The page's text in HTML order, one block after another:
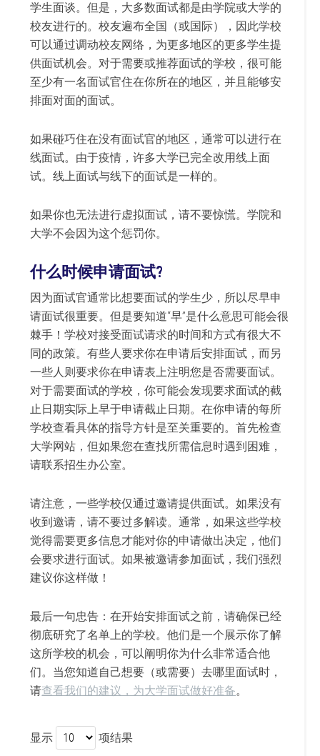
学生面谈。但是，大多数面试都是由学院或大学的
校友进行的。校友遍布全国（或国际），因此学校
可以通过调动校友网络，为更多地区的更多学生提
供面试机会。对于需要或推荐面试的学校，很可能
至少有一名面试官住在你所在的地区，并且能够安
排面对面的面试。
如果碰巧住在没有面试官的地区，通常可以进行在
线面试。由于疫情，许多大学已完全改用线上面
试。线上面试与线下的面试是一样的。
如果你也无法进行虚拟面试，请不要惊慌。学院和
大学不会因为这个惩罚你。
什么时候申请面试?
因为面试官通常比想要面试的学生少，所以尽早申
请面试很重要。但是要知道“早”是什么意思可能会很
棘手！学校对接受面试请求的时间和方式有很大不
同的政策。有些人要求你在申请后安排面试，而另
一些人则要求你在申请表上注明您是否需要面试。
对于需要面试的学校，你可能会发现要求面试的截
止日期实际上早于申请截止日期。在你申请的每所
学校查看具体的指导方针是至关重要的。首先检查
大学网站，但如果您在查找所需信息时遇到困难，
请联系招生办公室。
请注意，一些学校仅通过邀请提供面试。如果没有
收到邀请，请不要过多解读。通常，如果这些学校
觉得需要更多信息才能对你的申请做出决定，他们
会要求进行面试。如果被邀请参加面试，我们强烈
建议你这样做！
最后一句忠告：在开始安排面试之前，请确保已经
彻底研究了名单上的学校。他们是一个展示你了解
这所学校的机会，可以阐明你为什么非常适合他
们。当您知道自己想要（或需要）去哪里面试时，
请查看我们的建议，为大学面试做好准备。
显示 项结果